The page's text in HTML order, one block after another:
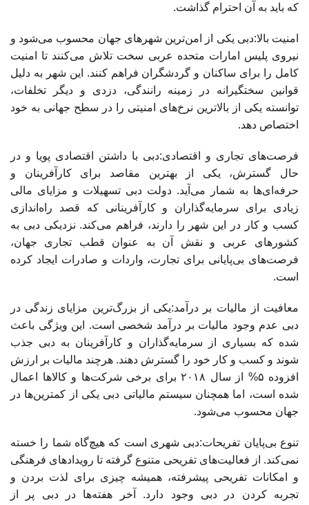
که باید به آن احترام گذاشت.
امنیت بالا:دبی یکی از امن‌ترین شهرهای جهان محسوب می‌شود و
نیروی پلیس امارات متحده عربی سخت تلاش می‌کنند تا امنیت
کامل را برای ساکنان و گردشگران فراهم کنند. این شهر به دلیل
قوانین سختگیرانه در زمینه رانندگی، دزدی و دیگر تخلفات،
توانسته یکی از بالاترین نرخ‌های امنیتی را در سطح جهانی به خود
اختصاص دهد.
فرصت‌های تجاری و اقتصادی:دبی با داشتن اقتصادی پویا و در
حال گسترش، یکی از بهترین مقاصد برای کارآفرینان و
حرفه‌ای‌ها به شمار می‌آید. دولت دبی تسهیلات و مزایای مالی
زیادی برای سرمایه‌گذاران و کارآفرینانی که قصد راه‌اندازی
کسب و کار در این شهر را دارند، فراهم می‌کند. نزدیکی دبی به
کشورهای عربی و نقش آن به عنوان قطب تجاری جهان،
فرصت‌های بی‌پایانی برای تجارت، واردات و صادرات ایجاد کرده
است.
معافیت از مالیات بر درآمد:یکی از بزرگ‌ترین مزایای زندگی در
دبی عدم وجود مالیات بر درآمد شخصی است. این ویژگی باعث
شده که بسیاری از سرمایه‌گذاران و کارآفرینان به دبی جذب
شوند و کسب و کار خود را گسترش دهند. هرچند مالیات بر ارزش
افزوده ۵% از سال ۲۰۱۸ برای برخی شرکت‌ها و کالاها اعمال
شده است، اما همچنان سیستم مالیاتی دبی یکی از کمترین‌ها در
جهان محسوب می‌شود.
تنوع بی‌پایان تفریحات:دبی شهری است که هیچ‌گاه شما را خسته
نمی‌کند. از فعالیت‌های تفریحی متنوع گرفته تا رویدادهای فرهنگی
و امکانات تفریحی پیشرفته، همیشه چیزی برای لذت بردن و
تجربه کردن در دبی وجود دارد. آخر هفته‌ها در دبی پر از